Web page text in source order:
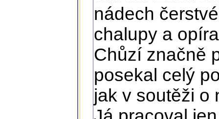
nádech
chalupy a
Chůzí značně
posekal celý
jak v soutěži o